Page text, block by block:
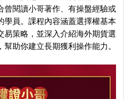
曾閱讀小哥著作、有操盤經驗或
學員。課程內容涵蓋選擇權基本
易策略，並深入介紹海外期貨選
助你建立長期獲利操作能力。